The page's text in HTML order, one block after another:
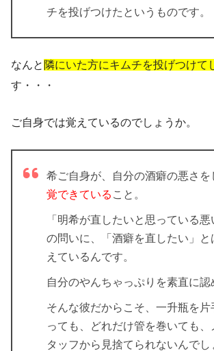
チを投げつけたというものです。
なんと 隣にいた方にキムチを投げつけて
す・・・
ご自身では覚えているのでしょうか。
希ご自身が、自分の酒癖の悪さを
覚できている こと。
「明希が直したいと思っている
の問いに、「酒癖を直したい」と
えているんです。
自分のやんちゃっぷりを素直に認
そんな彼だからこそ、一升瓶を片
っても、どれだけ管を巻いても、
タッフから見捨てられないんでし